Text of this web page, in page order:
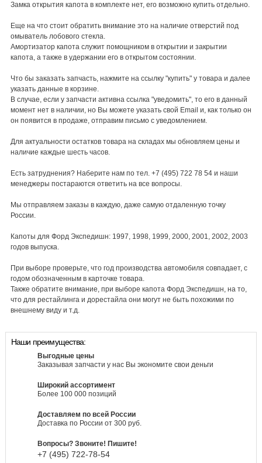
Замка открытия капота в комплекте нет, его возможно купить отдельно.
Еще на что стоит обратить внимание это на наличие отверстий под
омыватель лобового стекла.
Амортизатор капота служит помощником в открытии и закрытии
капота, а также в удержании его в открытом состоянии.
Что бы заказать запчасть, нажмите на ссылку "купить" у товара и далее
указать данные в корзине.
В случае, если у запчасти активна ссылка "уведомить", то его в данный
момент нет в наличии, но Вы можете указать свой Email и, как только он
он появится в продаже, отправим письмо с уведомлением.
Для актуальности остатков товара на складах мы обновляем цены и
наличие каждые шесть часов.
Есть затруднения? Наберите нам по тел. +7 (495) 722 78 54 и наши
менеджеры постараются ответить на все вопросы.
Мы отправляем заказы в каждую, даже самую отдаленную точку
России.
Капоты для Форд Экспедишн: 1997, 1998, 1999, 2000, 2001, 2002, 2003
годов выпуска.
При выборе проверьте, что год производства автомобиля совпадает, с
годом обозначенным в карточке товара.
Также обратите внимание, при выборе капота Форд Экспедишн, на то,
что для рестайлинга и дорестайла они могут не быть похожими по
внешнему виду и т.д.
Наши преимущества:
Выгодные цены
Заказывая запчасти у нас Вы экономите свои деньги
Широкий ассортимент
Более 100 000 позиций
Доставляем по всей России
Доставка по России от 300 руб.
Вопросы? Звоните! Пишите!
+7 (495) 722-78-54